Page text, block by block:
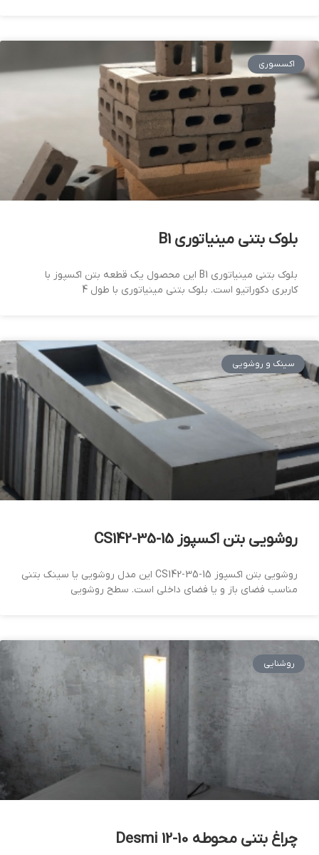
اکسسوری
بلوک بتنی مینیاتوری B1
بلوک بتنی مینیاتوری B1 این محصول یک قطعه بتن اکسپوز با
کاربری دکوراتیو است. بلوک بتنی مینیاتوری با طول 4
سینک و روشویی
روشویی بتن اکسپوز CS142-35-15
روشویی بتن اکسپوز CS142-35-15 این مدل روشویی یا سینک بتنی
مناسب فضای باز و یا فضای داخلی است. سطح روشویی
روشنایی
چراغ بتنی محوطه Desmi 12-10